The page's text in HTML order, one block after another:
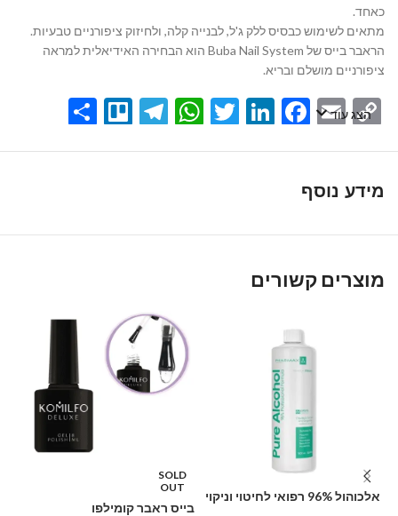
כאחד.
מתאים לשימוש כבסיס ללק ג'ל, לבנייה קלה, ולחיזוק ציפורניים טבעיות.
הראבר בייס של Buba Nail System הוא הבחירה האידיאלית למראה
ציפורניים מושלם ובריא.
Copy
Email
Facebook
LinkedIn
Twitter
WhatsApp
Telegram
Trello הצג עוד
מידע נוסף
מוצרים קשורים
אלכוהול 96% רפואי לחיטוי וניקוי
SOLD
OUT
בייס ראבר קומילפו